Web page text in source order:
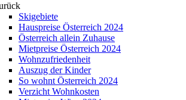
Skigebiete
Hauspreise Österreich 2024
Österreich allein Zuhause
Mietpreise Österreich 2024
Wohnzufriedenheit
Auszug der Kinder
So wohnt Österreich 2024
Verzicht Wohnkosten